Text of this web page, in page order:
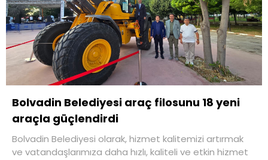
Bolvadin Belediyesi araç filosunu 18 yeni
araçla güçlendirdi
Bolvadin Belediyesi olarak, hizmet kalitemizi artırmak
ve vatandaşlarımıza daha hızlı, kaliteli ve etkin hizmet